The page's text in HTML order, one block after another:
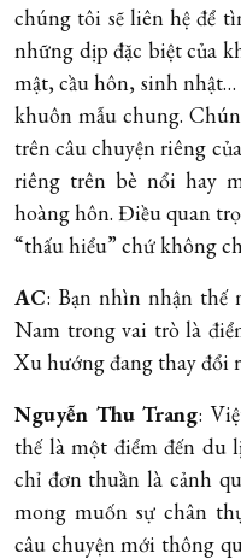
chúng tôi sẽ liên hệ để
những dịp đặc biệt của
mật, cầu hôn, sinh
khuôn mẫu chung.
trên câu chuyện riêng
riêng trên bè nổi hay
hoàng hôn. Điều quan
“thấu hiểu” chứ không
AC: Bạn nhìn nhận thế
Nam trong vai trò là
Xu hướng đang thay đổi
Nguyễn Thu Trang:
thế là một điểm đến du
chỉ đơn thuần là cảnh
mong muốn sự chân
câu chuyện mới thông